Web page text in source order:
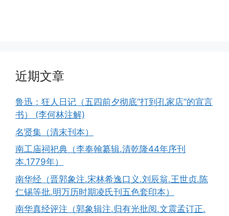
近期文章
鲁迅：狂人日记（五四前夕彻底“打到孔家店”的宣言
书） (李何林注解)
名贤集（清末刊本）
南工庙祠祀典（李奉翰纂辑.清乾隆44年序刊
本.1779年）
南华经（晋郭象注.宋林希逸口义.刘辰翁.王世贞.陈
仁锡等批.明万历时期凌氏刊五色套印本）
南华真经评注（郭象辑注.归有光批阅.文震孟订正.